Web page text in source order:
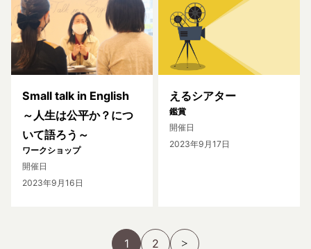
Small talk in English
～人生は公平か？につ
いて語ろう～
ワークショップ
開催日
2023年9月16日
えるシアター
鑑賞
開催日
2023年9月17日
1 2